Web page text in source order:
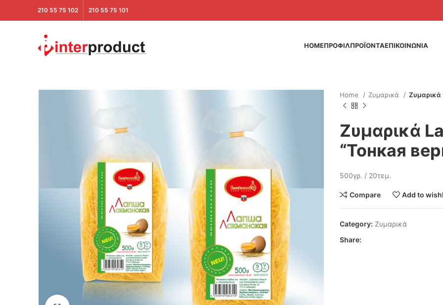
210 55 75 102 210 55 75 101
HOMEΠΡΟΦΙΛΠΡΟΪΟΝΤΑΕΠΙΚΟΙΝΩΝΙΑ
Home Ζυμαρικά Ζυμαρικά
Ζυμαρικά
“Тонкая
500γρ. / 20τεμ.
Compare Add to
Category: Ζυμαρικά
Share: